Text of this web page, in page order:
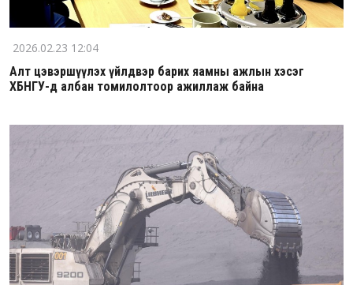
2026.02.23 12:04
Алт цэвэршүүлэх үйлдвэр барих яамны ажлын хэсэг
ХБНГУ-д албан томилолтоор ажиллаж байна